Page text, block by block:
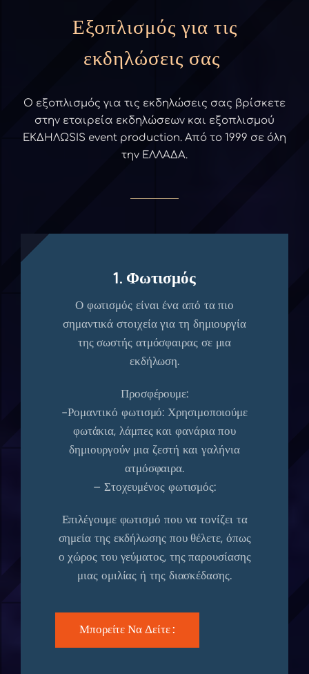
Εξοπλισμός για τις
εκδηλώσεις σας
Ο εξοπλισμός για τις εκδηλώσεις σας βρίσκετε
στην εταιρεία εκδηλώσεων και εξοπλισμού
ΕΚΔΗΛΩSIS event production. Από το 1999 σε όλη
την ΕΛΛΑΔΑ.
1. Φωτισμός
Ο φωτισμός είναι ένα από τα πιο
σημαντικά στοιχεία για τη δημιουργία
της σωστής ατμόσφαιρας σε μια
εκδήλωση.
Προσφέρουμε:
-Ρομαντικό φωτισμό: Χρησιμοποιούμε
φωτάκια, λάμπες και φανάρια που
δημιουργούν μια ζεστή και γαλήνια
ατμόσφαιρα.
– Στοχευμένος φωτισμός:
Επιλέγουμε φωτισμό που να τονίζει τα
σημεία της εκδήλωσης που θέλετε, όπως
ο χώρος του γεύματος, της παρουσίασης
μιας ομιλίας ή της διασκέδασης.
Μπορείτε Να Δείτε :